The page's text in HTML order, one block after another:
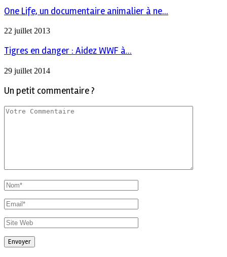
One Life, un documentaire animalier à ne...
22 juillet 2013
Tigres en danger : Aidez WWF à...
29 juillet 2014
Un petit commentaire ?